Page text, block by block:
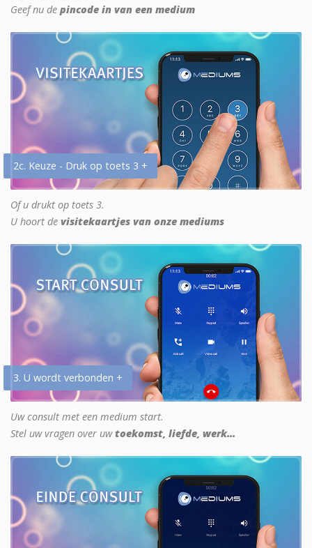
Geef nu de pincode in van een medium
2c. Keuze - Druk op toets 3 +
Of u drukt op toets 3.
U hoort de visitekaartjes van onze mediums
3. U wordt verbonden +
Uw consult met een medium start.
Stel uw vragen over uwtoekomst, liefde, werk...